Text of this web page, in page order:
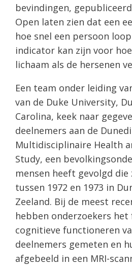
bevindingen,
Open laten zien dat een
hoe snel een persoon
indicator kan zijn voor
lichaam als de hersenen
Een team onder leiding
van de Duke University,
Carolina, keek naar
deelnemers aan de
Multidisciplinaire Health
Study, een
mensen heeft gevolgd
tussen 1972 en 1973 in
Zeeland. Bij de meest
hebben onderzoekers het
cognitieve functioneren
deelnemers gemeten en
afgebeeld in een MRI-